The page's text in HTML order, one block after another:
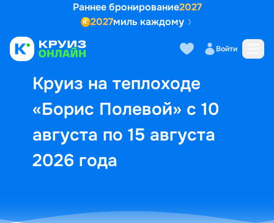
Раннее бронирование2027
2027миль каждому
Войти
Круиз на теплоходе
«Борис Полевой» с 10
августа по 15 августа
2026 года
Выбор кают Маршрут и